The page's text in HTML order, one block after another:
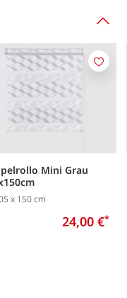
Mini Grau
x 150 cm
24,00 €*